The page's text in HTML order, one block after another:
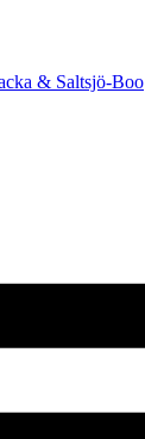
& Saltsjö-Boo